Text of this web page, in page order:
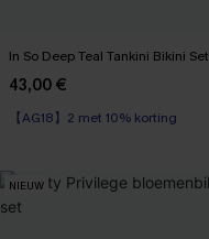
In So Deep Teal Tankini Bikini Set
43,00 €
【AG18】2 met 10% korting
High Waist
NIEUW